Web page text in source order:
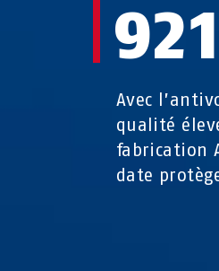
Avec
qualité
fabrication
date